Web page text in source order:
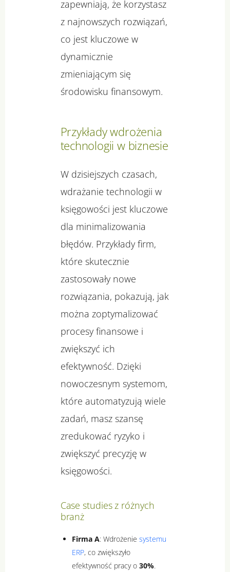
zapewniają, że korzystasz
z najnowszych rozwiązań,
co jest kluczowe w
dynamicznie
zmieniającym się
środowisku finansowym.
Przykłady wdrożenia
technologii w biznesie
W dzisiejszych czasach,
wdrażanie technologii w
księgowości jest kluczowe
dla minimalizowania
błędów. Przykłady firm,
które skutecznie
zastosowały nowe
rozwiązania, pokazują, jak
można zoptymalizować
procesy finansowe i
zwiększyć ich
efektywność. Dzięki
nowoczesnym systemom,
które automatyzują wiele
zadań, masz szansę
zredukować ryzyko i
zwiększyć precyzję w
księgowości.
Case studies z różnych
branż
Firma A: Wdrożenie systemu
ERP, co zwiększyło
efektywność pracy o 30%.